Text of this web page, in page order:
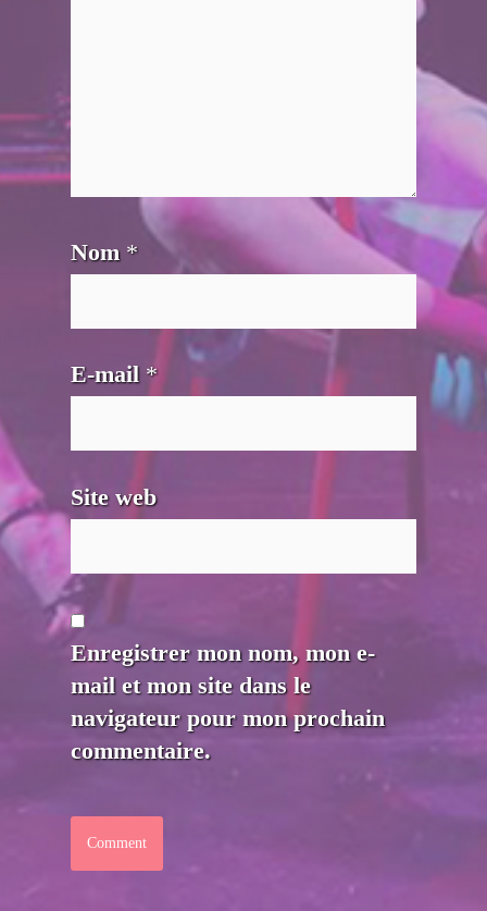
Nom *
E-mail *
Site web
Enregistrer mon nom, mon e-
mail et mon site dans le
navigateur pour mon prochain
commentaire.